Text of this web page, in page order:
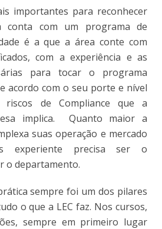
importantes para reconhecer
conta com um programa de
é a que a área conte com
com a experiência e as
para tocar o programa
acordo com o seu porte e nível
riscos de Compliance que a
implica. Quanto maior a
suas operação e mercado
experiente precisa ser o
o departamento.
sempre foi um dos pilares
o que a LEC faz. Nos cursos,
sempre em primeiro lugar